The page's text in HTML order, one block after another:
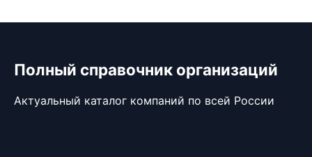
Полный справочник организаций
Актуальный каталог компаний по всей России